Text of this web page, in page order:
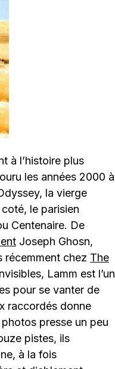
à l’histoire plus
les années 2000 à
la vierge
le parisien
Centenaire. De
Joseph Ghosn,
récemment chez The
Lamm est l’un
pour se vanter de
raccordés donne
presse un peu
pistes, ils
à la fois